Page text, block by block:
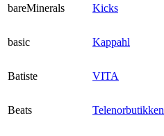
bareMinerals
Kicks
basic Kappahl
Batiste
VITA
Beats Telenorbutikken